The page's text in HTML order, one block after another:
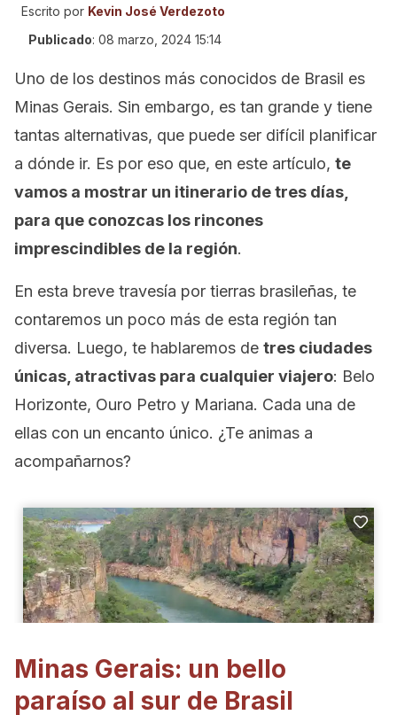
Escrito por Kevin José Verdezoto
Publicado: 08 marzo, 2024 15:14
Uno de los destinos más conocidos de Brasil es
Minas Gerais. Sin embargo, es tan grande y tiene
tantas alternativas, que puede ser difícil planificar
a dónde ir. Es por eso que, en este artículo, te
vamos a mostrar un itinerario de tres días,
para que conozcas los rincones
imprescindibles de la región.
En esta breve travesía por tierras brasileñas, te
contaremos un poco más de esta región tan
diversa. Luego, te hablaremos de tres ciudades
únicas, atractivas para cualquier viajero: Belo
Horizonte, Ouro Petro y Mariana. Cada una de
ellas con un encanto único. ¿Te animas a
acompañarnos?
Minas Gerais: un bello
paraíso al sur de Brasil